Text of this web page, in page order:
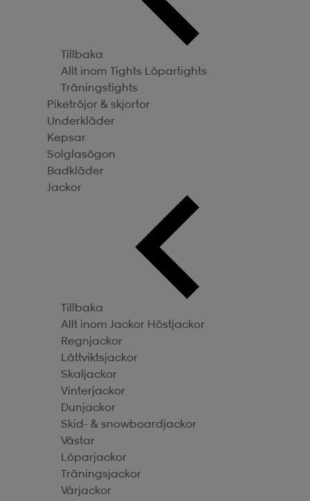
Tillbaka
Allt inom Tights Löpartights
Träningstights
Piketröjor & skjortor
Underkläder
Kepsar
Solglasögon
Badkläder
Jackor
Tillbaka
Allt inom Jackor Höstjackor
Regnjackor
Lättviktsjackor
Skaljackor
Vinterjackor
Dunjackor
Skid- & snowboardjackor
Västar
Löparjackor
Träningsjackor
Vårjackor